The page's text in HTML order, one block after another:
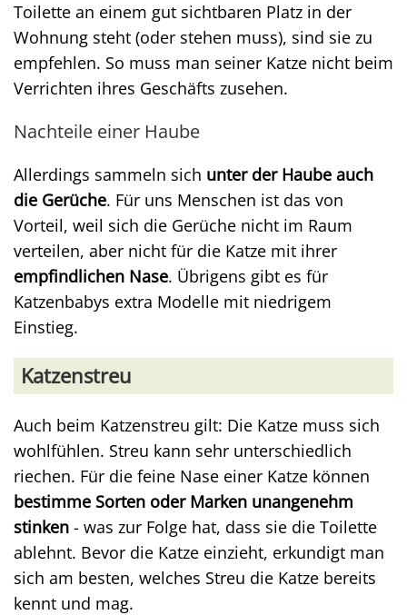
Toilette an einem gut sichtbaren Platz in der
Wohnung steht (oder stehen muss), sind sie zu
empfehlen. So muss man seiner Katze nicht beim
Verrichten ihres Geschäfts zusehen.
Nachteile einer Haube
Allerdings sammeln sich unter der Haube auch
die Gerüche. Für uns Menschen ist das von
Vorteil, weil sich die Gerüche nicht im Raum
verteilen, aber nicht für die Katze mit ihrer
empfindlichen Nase. Übrigens gibt es für
Katzenbabys extra Modelle mit niedrigem
Einstieg.
Katzenstreu
Auch beim Katzenstreu gilt: Die Katze muss sich
wohlfühlen. Streu kann sehr unterschiedlich
riechen. Für die feine Nase einer Katze können
bestimme Sorten oder Marken unangenehm
stinken - was zur Folge hat, dass sie die Toilette
ablehnt. Bevor die Katze einzieht, erkundigt man
sich am besten, welches Streu die Katze bereits
kennt und mag.